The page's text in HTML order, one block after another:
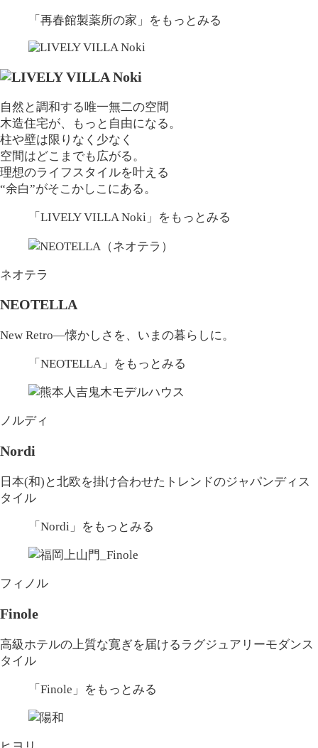
「再春館製薬所の家」 をもっとみる
自然と調和する唯一無二の空間
木造住宅が、もっと自由になる。
柱や壁は限りなく少なく
空間はどこまでも広がる。
理想のライフスタイルを叶える
“余白”がそこかしこにある。
「LIVELY VILLA Noki」 をもっとみる
ネオテラ
NEOTELLA
New Retro—懐かしさを、いまの暮らしに。
「NEOTELLA」 をもっとみる
ノルディ
Nordi
日本(和)と北欧を掛け合わせたトレンドのジャパンディス
タイル
「Nordi」 をもっとみる
フィノル
Finole
高級ホテルの上質な寛ぎを届けるラグジュアリーモダンス
タイル
「Finole」 をもっとみる